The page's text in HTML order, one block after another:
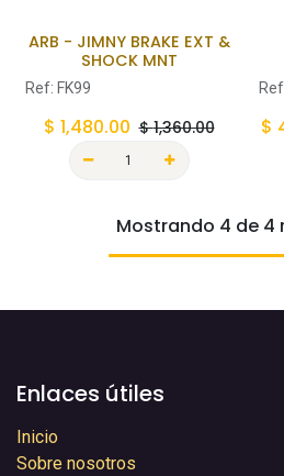
ARB - JIMNY BRAKE EXT &
SHOCK MNT
Ref: FK99
$ 1,480.00 $1,360.00 $
Mostrando 4 de 4
Enlaces útiles
Inicio
Sobre nosotros